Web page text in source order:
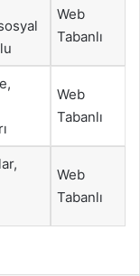
Web
Tabanlı
Web
Tabanlı
Web
Tabanlı